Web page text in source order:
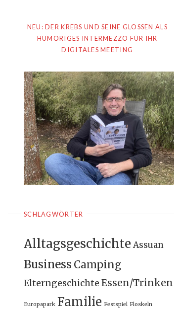
NEU: DER KREBS UND SEINE GLOSSEN ALS
HUMORIGES INTERMEZZO FÜR IHR
DIGITALES MEETING
SCHLAGWÖRTER
Alltagsgeschichte Assuan
Business Camping
Elterngeschichte Essen/Trinken
Europapark Familie Festspiel Floskeln